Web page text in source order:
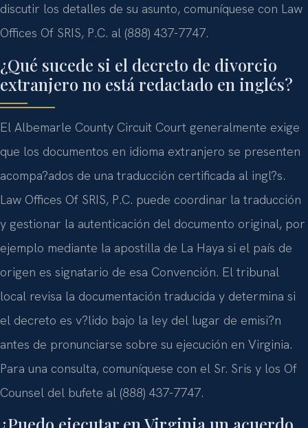
discutir los detalles de su asunto, comuníquese con Law
Offices Of SRIS, P.C. al (888) 437-7747.
¿Qué sucede si el decreto de divorcio
extranjero no está redactado en inglés?
El Albemarle County Circuit Court generalmente exige
que los documentos en idioma extranjero se presenten
acompa?ados de una traducción certificada al ingl?s.
Law Offices Of SRIS, P.C. puede coordinar la traducción
y gestionar la autenticación del documento original, por
ejemplo mediante la apostilla de La Haya si el país de
origen es signatario de esa Convención. El tribunal
local revisa la documentación traducida y determina si
el decreto es v?lido bajo la ley del lugar de emisi?n
antes de pronunciarse sobre su ejecución en Virginia.
Para una consulta, comuníquese con el Sr. Sris y los Of
Counsel del bufete al (888) 437-7747.